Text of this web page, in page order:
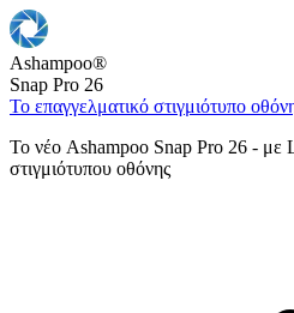
Ashampoo®
Snap Pro 26
Το επαγγελματικό στιγμιότυπο
Το νέο Ashampoo Snap Pro 26 - με
στιγμιότυπου οθόνης